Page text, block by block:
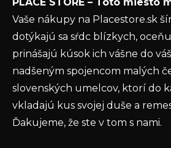
ochrany osobných údajov
PRIHLÁSIŤ SA
Vaše nákupy na Placestore.sk
dotýkajú sa sŕdc blízkych,
prinášajú kúsok ich vášne do
nadšeným spojencom malých
slovenských umelcov, ktorí do
vkladajú kus svojej duše a
Ďakujeme, že ste v tom s nami.